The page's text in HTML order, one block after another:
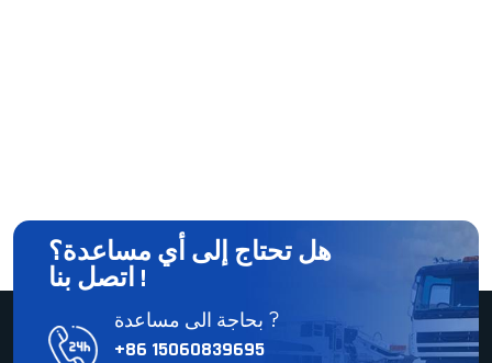
هل تحتاج إلى أي مساعدة؟
اتصل بنا !
بحاجة الى مساعدة ?
+86 15060839695